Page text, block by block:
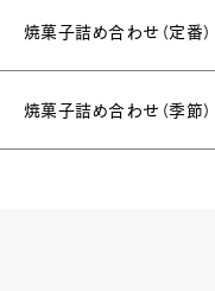
焼菓子詰め合わせ（定番）
焼菓子詰め合わせ（季節）